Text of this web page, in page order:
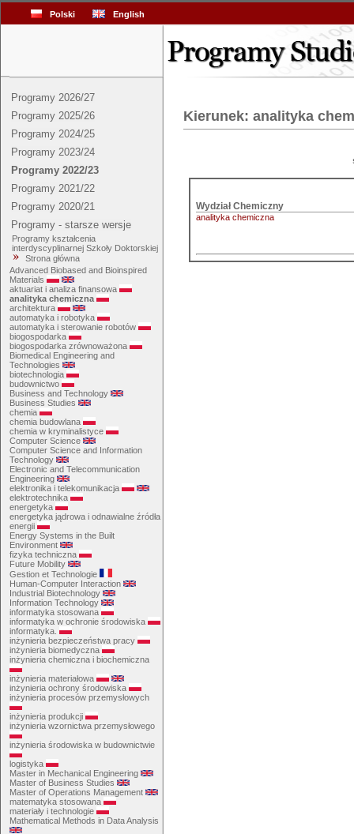
Polski English
Programy 2026/27
Programy 2025/26
Programy 2024/25
Programy 2023/24
Programy 2022/23
Programy 2021/22
Programy 2020/21
Programy - starsze wersje
Programy kształcenia
interdyscyplinarnej Szkoły Doktorskiej
Strona główna
Advanced Biobased and Bioinspired
Materials
aktuariat i analiza finansowa
analityka chemiczna
architektura
automatyka i robotyka
automatyka i sterowanie robotów
biogospodarka
biogospodarka zrównoważona
Biomedical Engineering and
Technologies
biotechnologia
budownictwo
Business and Technology
Business Studies
chemia
chemia budowlana
chemia w kryminalistyce
Computer Science
Computer Science and Information
Technology
Electronic and Telecommunication
Engineering
elektronika i telekomunikacja
elektrotechnika
energetyka
energetyka jądrowa i odnawialne źródła
energii
Energy Systems in the Built
Environment
fizyka techniczna
Future Mobility
Gestion et Technologie
Human-Computer Interaction
Industrial Biotechnology
Information Technology
informatyka stosowana
informatyka w ochronie środowiska
informatyka.
inżynieria bezpieczeństwa pracy
inżynieria biomedyczna
inżynieria chemiczna i biochemiczna
inżynieria materiałowa
inżynieria ochrony środowiska
inżynieria procesów przemysłowych
inżynieria produkcji
inżynieria wzornictwa przemysłowego
inżynieria środowiska w budownictwie
logistyka
Master in Mechanical Engineering
Master of Business Studies
Master of Operations Management
matematyka stosowana
materiały i technologie
Mathematical Methods in Data Analysis
Kierunek: analityka
Wydział Chemiczny
analityka chemiczna